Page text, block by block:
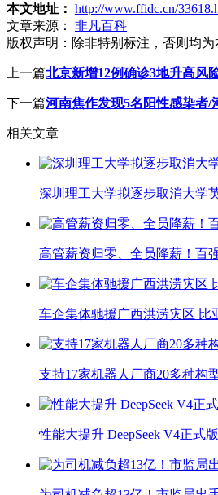
本文地址： http://www.ffidc.cn/
文章来源：
非凡百科
版权声明： 除非特别标注，否则均
上一篇北京新增12例确诊3地升高风
下一篇河南焦作发现5名阳性感染者/
相关文章
深圳理工大学拟逐步取消大学
高管薪资归零、全员降薪！百
车企集体驰援广西洪涝灾区 比
支持17家机器人厂商20多种构
性能大提升 DeepSeek V4正式